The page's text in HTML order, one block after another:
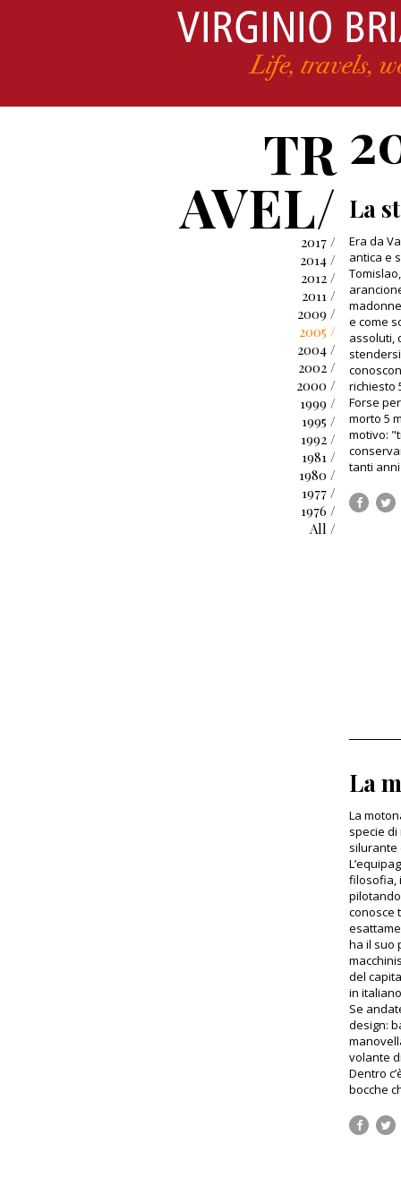
TR
AVEL/
2017 /
2014 /
2012 /
2011 /
2009 /
2005 /
2004 /
2002 /
2000 /
1999 /
1995 /
1992 /
1981 /
1980 /
1977 /
1976 /
All /
La
Era da
antica e
e come
assoluti,
richiesto
Forse
morto 5
motivo:
tanti
La
La
specie
silurante
filosofia,
conosce
ha il suo
del
in
Se
design:
volante
Dentro
bocche